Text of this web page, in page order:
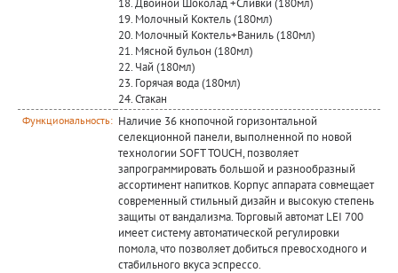
19. Молочный Коктель (180мл)
20. Молочный Коктель+Ваниль (180мл)
21. Мясной бульон (180мл)
22. Чай (180мл)
23. Горячая вода (180мл)
24. Стакан
Функциональность: Наличие 36 кнопочной горизонтальной
селекционной панели, выполненной по новой
технологии SOFT TOUCH, позволяет
запрограммировать большой и разнообразный
ассортимент напитков. Корпус аппарата совмещает
современный стильный дизайн и высокую степень
защиты от вандализма. Торговый автомат LEI 700
имеет систему автоматической регулировки
помола, что позволяет добиться превосходного и
стабильного вкуса эспрессо.